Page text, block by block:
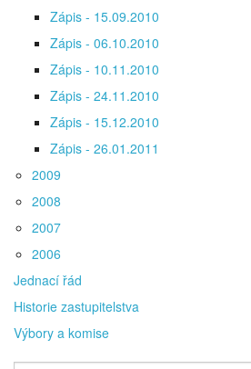
Zápis - 15.09.2010
Zápis - 06.10.2010
Zápis - 10.11.2010
Zápis - 24.11.2010
Zápis - 15.12.2010
Zápis - 26.01.2011
2009
2008
2007
2006
Jednací řád
Historie zastupitelstva
Výbory a komise